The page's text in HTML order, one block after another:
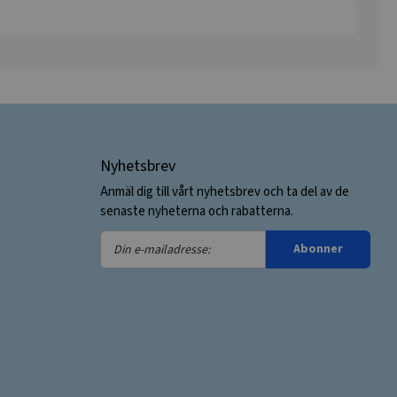
Nyhetsbrev
Anmäl dig till vårt nyhetsbrev och ta del av de
senaste nyheterna och rabatterna.
Din
e-
Abonner